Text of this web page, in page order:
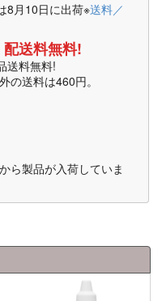
8月10日に出荷※送料／
送料無料!
送料無料!
の送料は460円。
ら製品が入荷していま